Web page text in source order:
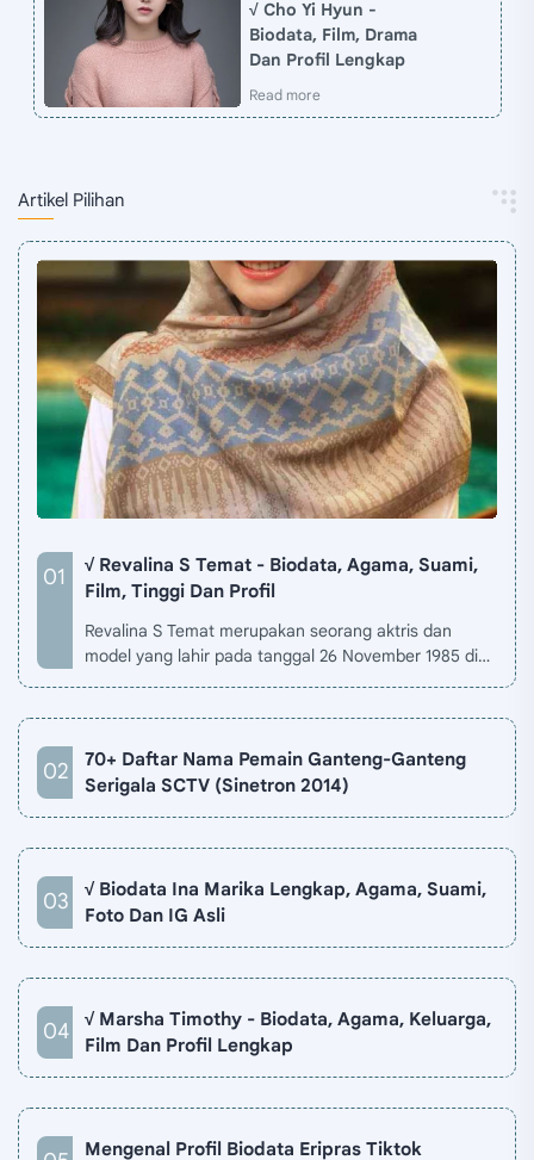
√ Cho Yi Hyun -
Biodata, Film, Drama
Dan Profil Lengkap
Artikel Pilihan
√ Revalina S Temat - Biodata, Agama, Suami,
Film, Tinggi Dan Profil
Revalina S Temat merupakan seorang aktris dan
model yang lahir pada tanggal 26 November 1985 di
70+ Daftar Nama Pemain Ganteng-Ganteng
Serigala SCTV (Sinetron 2014)
√ Biodata Ina Marika Lengkap, Agama, Suami,
Foto Dan IG Asli
√ Marsha Timothy - Biodata, Agama, Keluarga,
Film Dan Profil Lengkap
Mengenal Profil Biodata Eripras Tiktok